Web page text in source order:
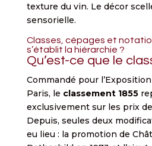
texture du vin. Le décor
sensorielle.
Classes, cépages et
s’établit la hiérarchie ?
Qu’est-ce que le
Commandé pour
Paris, le classement 1855
exclusivement sur les prix
Depuis, seules deux
eu lieu : la promotion de